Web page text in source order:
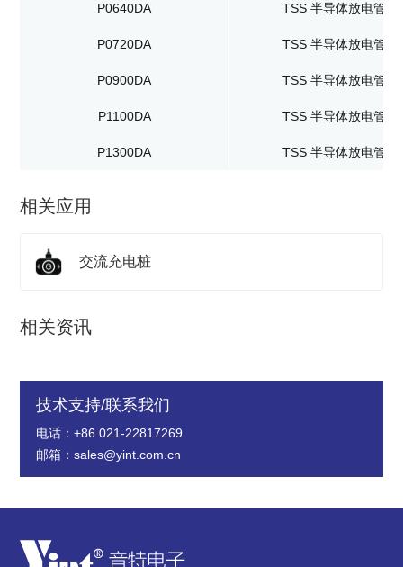
P0640DA TSS 半导体放电管
P0720DA TSS 半导体放电管
P0900DA TSS 半导体放电管
P1100DA TSS 半导体放电管
P1300DA TSS 半导体放电管
相关应用
交流充电桩
相关资讯
技术支持/联系我们
电话：+86 021-22817269
邮箱：sales@yint.com.cn